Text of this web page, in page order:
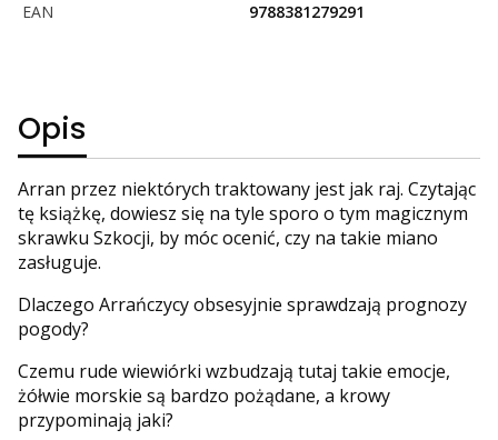
EAN
9788381279291
Opis
Arran przez niektórych traktowany jest jak raj. Czytając
tę książkę, dowiesz się na tyle sporo o tym magicznym
skrawku Szkocji, by móc ocenić, czy na takie miano
zasługuje.
Dlaczego Arrańczycy obsesyjnie sprawdzają prognozy
pogody?
Czemu rude wiewiórki wzbudzają tutaj takie emocje,
żółwie morskie są bardzo pożądane, a krowy
przypominają jaki?